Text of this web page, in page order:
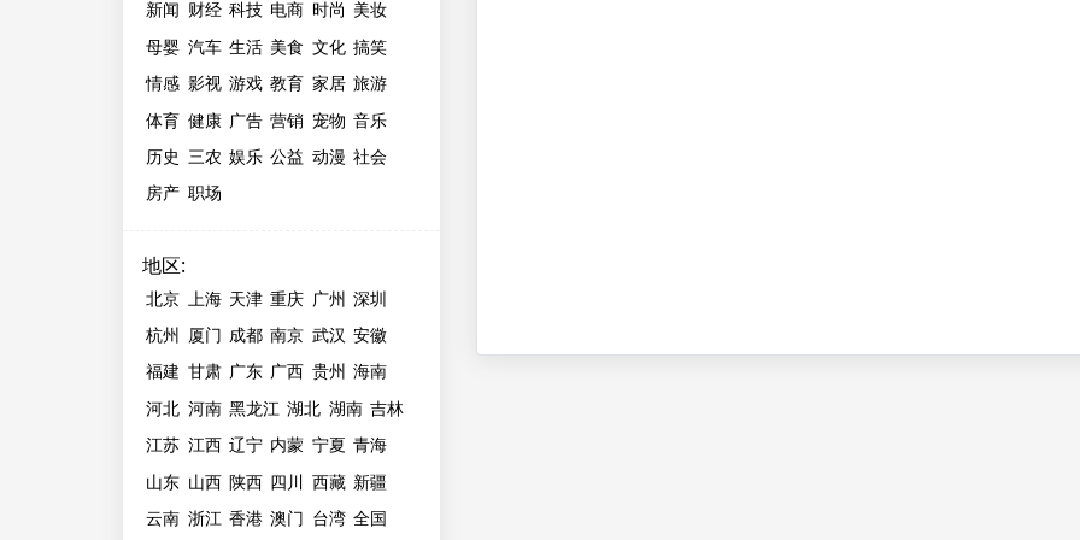
新闻 财经 科技 电商 时尚 美妆
母婴 汽车 生活 美食 文化 搞笑
情感 影视 游戏 教育 家居 旅游
体育 健康 广告 营销 宠物 音乐
历史 三农 娱乐 公益 动漫 社会
房产 职场
地区:
北京 上海 天津 重庆 广州 深圳
杭州 厦门 成都 南京 武汉 安徽
福建 甘肃 广东 广西 贵州 海南
河北 河南 黑龙江 湖北 湖南 吉林
江苏 江西 辽宁 内蒙 宁夏 青海
山东 山西 陕西 四川 西藏 新疆
云南 浙江 香港 澳门 台湾 全国